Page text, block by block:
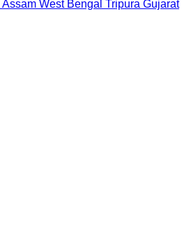
Assam West Bengal Tripura Gujarat